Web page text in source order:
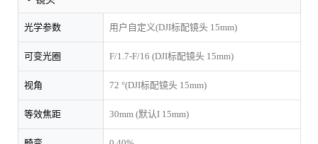
光学参数 用户自定义(DJI标配镜头 15mm)
可变光圈 F/1.7-F/16 (DJI标配镜头 15mm)
视角 72 °(DJI标配镜头 15mm)
等效焦距 30mm (默认I 15mm)